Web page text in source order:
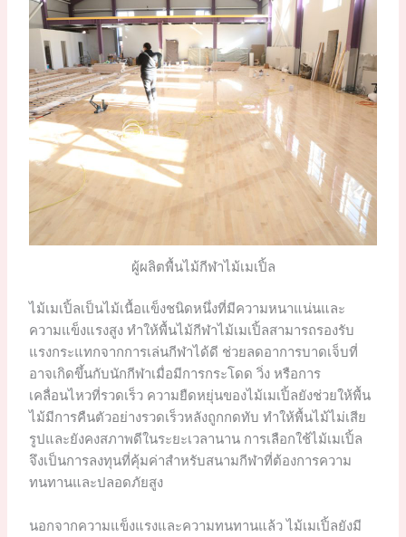
ผู้ผลิตพื้นไม้กีฬาไม้เมเปิ้ล
ไม้เมเปิ้ลเป็นไม้เนื้อแข็งชนิดหนึ่งที่มีความหนาแน่นและ
ความแข็งแรงสูง ทำให้พื้นไม้กีฬาไม้เมเปิ้ลสามารถรองรับ
แรงกระแทกจากการเล่นกีฬาได้ดี ช่วยลดอาการบาดเจ็บที่
อาจเกิดขึ้นกับนักกีฬาเมื่อมีการกระโดด วิ่ง หรือการ
เคลื่อนไหวที่รวดเร็ว ความยืดหยุ่นของไม้เมเปิ้ลยังช่วยให้พื้น
ไม้มีการคืนตัวอย่างรวดเร็วหลังถูกกดทับ ทำให้พื้นไม้ไม่เสีย
รูปและยังคงสภาพดีในระยะเวลานาน การเลือกใช้ไม้เมเปิ้ล
จึงเป็นการลงทุนที่คุ้มค่าสำหรับสนามกีฬาที่ต้องการความ
ทนทานและปลอดภัยสูง
นอกจากความแข็งแรงและความทนทานแล้ว ไม้เมเปิ้ลยังมี